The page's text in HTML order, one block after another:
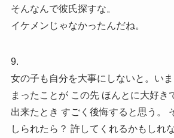
そんなんで彼氏探すな。
イケメンじゃなかったんだね。
9.
女の子も自分を大事にしないと。い
まったことが この先 ほんとに大好き
出来たとき すごく後悔すると思う。
しられたら？ 許してくれるかもしれ